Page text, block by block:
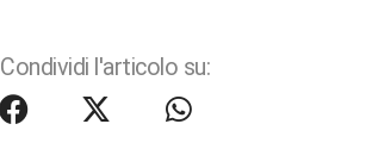
Condividi l'articolo su: